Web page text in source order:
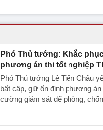
Phó Thủ tướng: Khắc
phương án thi tốt nghiệp
Phó Thủ tướng Lê Tiến Châu
bất cập, giữ ổn định phương
cường giám sát để phòng,